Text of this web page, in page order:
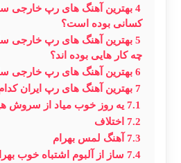
4
کسانی بوده است؟
5
چه کار هایی بوده اند؟
6 بهترین آهنگ های رپ خارجی سال
7 بهترین آهنگ های رپ ایران
7.1 یه روز خوب میاد از سروش
7.2 اختلاف
7.3 آهنگ لمس بهرام
7.4 ساز از آلبوم اشتباه خوب